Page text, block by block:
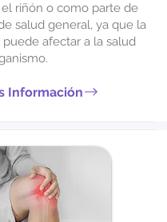
riñón o como parte de
salud general, ya que la
afectar a la salud
Información